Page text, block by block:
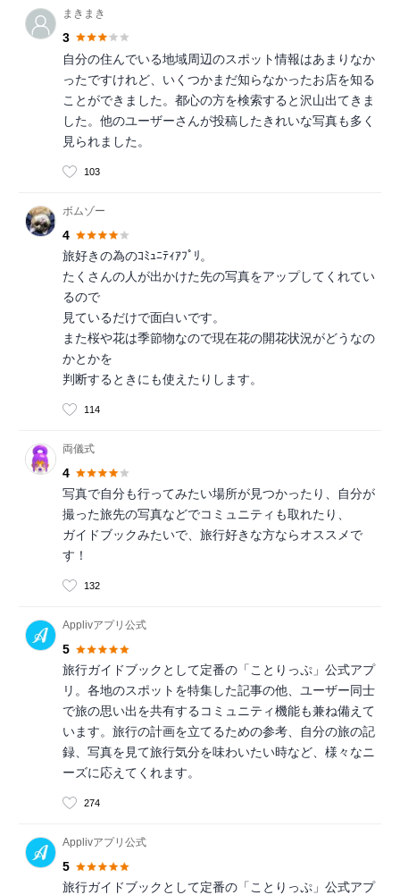
まきまき
3
自分の住んでいる地域周辺のスポット情報はあまりなか
ったですけれど、いくつかまだ知らなかったお店を知る
ことができました。都心の方を検索すると沢山出てきま
した。他のユーザーさんが投稿したきれいな写真も多く
見られました。
103
ボムゾー
4
旅好きの為のｺﾐｭﾆﾃｨｱﾌﾟﾘ。
たくさんの人が出かけた先の写真をアップしてくれてい
るので
見ているだけで面白いです。
また桜や花は季節物なので現在花の開花状況がどうなの
かとかを
判断するときにも使えたりします。
114
両儀式
4
写真で自分も行ってみたい場所が見つかったり、自分が
撮った旅先の写真などでコミュニティも取れたり、
ガイドブックみたいで、旅行好きな方ならオススメで
す！
132
Applivアプリ公式
5
旅行ガイドブックとして定番の「ことりっぷ」公式アプ
リ。各地のスポットを特集した記事の他、ユーザー同士
で旅の思い出を共有するコミュニティ機能も兼ね備えて
います。旅行の計画を立てるための参考、自分の旅の記
録、写真を見て旅行気分を味わいたい時など、様々なニ
ーズに応えてくれます。
274
Applivアプリ公式
5
旅行ガイドブックとして定番の「ことりっぷ」公式アプ